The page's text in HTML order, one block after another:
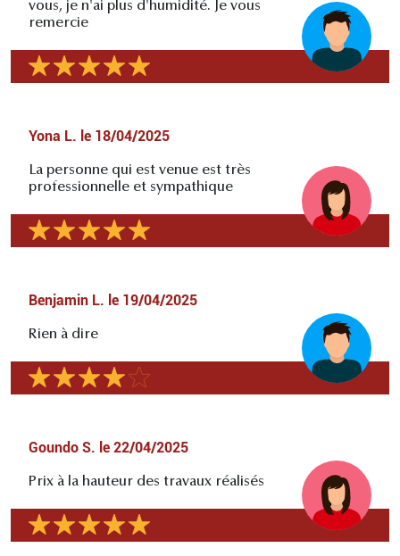
vous, je n'ai plus d'humidité. Je vous
remercie
Yona L. le 18/04/2025
La personne qui est venue est très
professionnelle et sympathique
Benjamin L. le 19/04/2025
Rien à dire
Goundo S. le 22/04/2025
Prix à la hauteur des travaux réalisés